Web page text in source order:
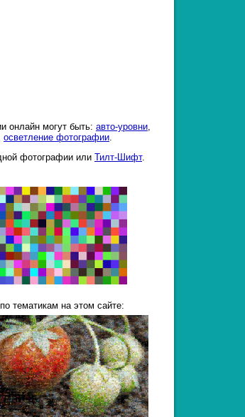
онлайн могут быть: авто-уровни,
осветление фотографии.
фотографии или Тилт-Шифт.
тематикам на этом сайте: